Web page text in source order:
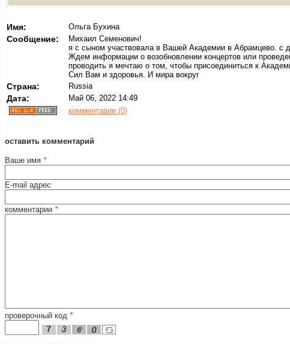
Имя: Ольга Бухина
Сообщение:
Михаил Семенович!
я с сыном участвовала в Вашей Академии в Абрамцево. с
Ждем информации о возобновлении концертов или
проводить я мечтаю о том, чтобы присоединиться к
Сил Вам и здоровья. И мира вокруг
Страна: Russia
Дата:
Май 06, 2022 14:49
комментарии (0)
оставить комментарий
Ваше имя *
E-mail адрес
комментарии *
проверочный код *